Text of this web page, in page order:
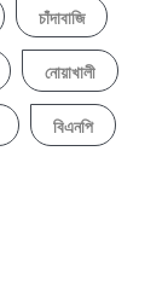
চাঁদাবাজি
নোয়াখালী
বিএনপি